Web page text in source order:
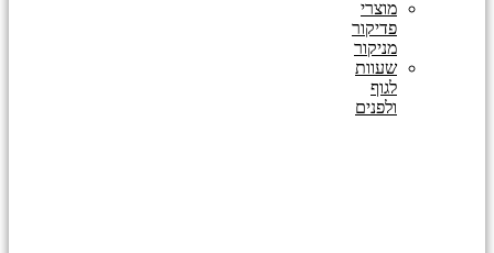
מוצרי
פדיקור
מניקור
שעוות
לגוף
ולפנים